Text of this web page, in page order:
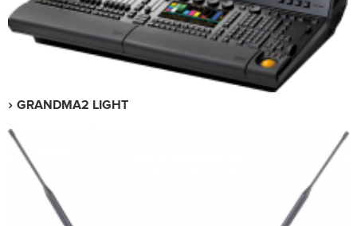
GRANDMA2 LIGHT